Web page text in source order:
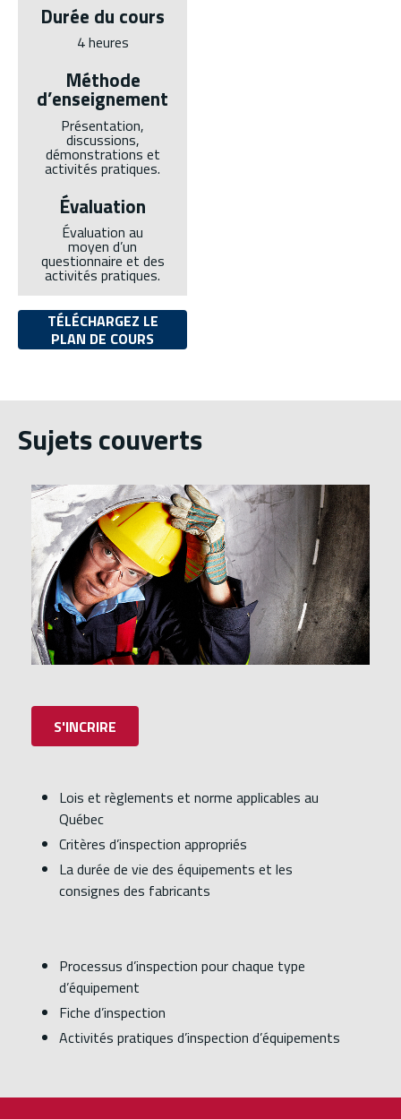
Durée du cours
4 heures
Méthode
d’enseignement
Présentation,
discussions,
démonstrations et
activités pratiques.
Évaluation
Évaluation au
moyen d’un
questionnaire et des
activités pratiques.
TÉLÉCHARGEZ LE
PLAN DE COURS
Sujets couverts
S'INCRIRE
Lois et règlements et norme applicables au
Québec
Critères d’inspection appropriés
La durée de vie des équipements et les
consignes des fabricants
Processus d’inspection pour chaque type
d’équipement
Fiche d’inspection
Activités pratiques d’inspection d’équipements